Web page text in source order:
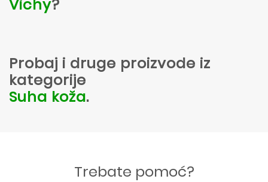
Vichy?
Probaj i druge proizvode iz
kategorije
Suha koža.
Trebate pomoć?